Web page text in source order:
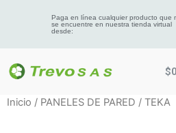
Paga en línea cualquier producto que
se encuentre en nuestra tienda virtual
desde:
$0
Inicio / PANELES DE PARED / TEKA